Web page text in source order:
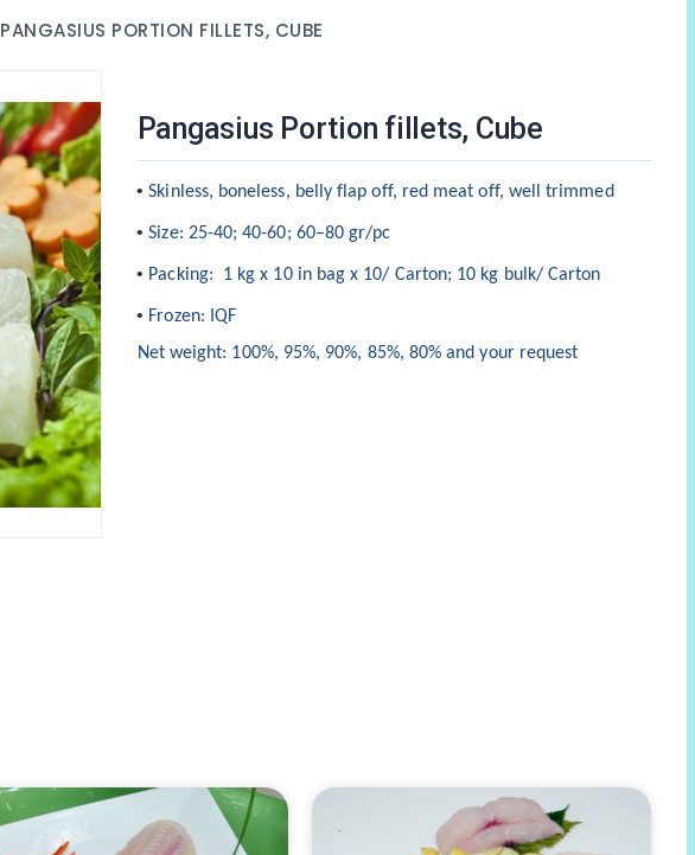
PANGASIUS PORTION FILLETS, CUBE
Pangasius Portion fillets, Cube
•Skinless, boneless, belly flap off, red meat off, well trimmed
•Size: 25-40; 40-60; 60–80gr/pc
• Packing: 1 kg x 10 in bag x 10/ Carton; 10 kg bulk/ Carton
• Frozen: IQF
Net weight: 100%, 95%, 90%, 85%, 80% and your request